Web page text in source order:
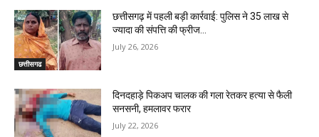
छत्तीसगढ
छत्तीसगढ़ में पहली बड़ी कार्रवाई: पुलिस ने ₹35 लाख से
ज्यादा की संपत्ति की फ्रीज…
July 26, 2026
दिनदहाड़े पिकअप चालक की गला रेतकर हत्या से फैली
सनसनी, हमलावर फरार
July 22, 2026